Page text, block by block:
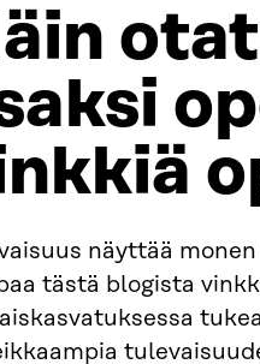
näyttää
tästä blogista